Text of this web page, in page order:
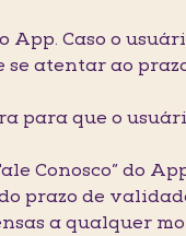
Caso o
atentar ao
para que o
Conosco” do
prazo de
a qualquer